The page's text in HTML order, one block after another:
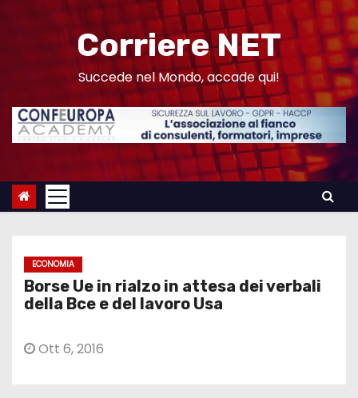
n
Corriere NET
Succede nel Mondo, accade qui!
ECONOMIA
Borse Ue in rialzo in attesa dei verbali
della Bce e del lavoro Usa
Ott 6, 2016